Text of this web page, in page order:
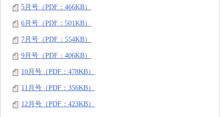
5月号（PDF：466KB）
6月号（PDF：501KB）
7月号（PDF：554KB）
9月号（PDF：406KB）
10月号（PDF：478KB）
11月号（PDF：356KB）
12月号（PDF：423KB）